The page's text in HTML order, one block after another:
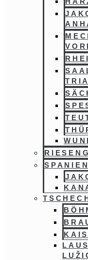
SPANIEN